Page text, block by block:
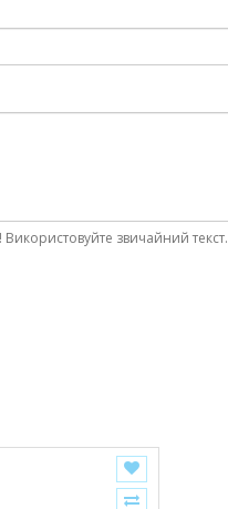
Використовуйте звичайний текст.